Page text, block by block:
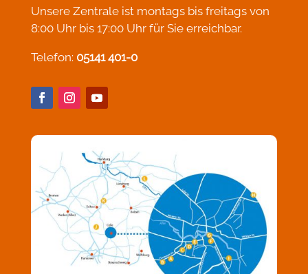
Unsere Zentrale ist montags bis freitags von
8:00 Uhr bis 17:00 Uhr für Sie erreichbar.
Telefon: 05141 401-0